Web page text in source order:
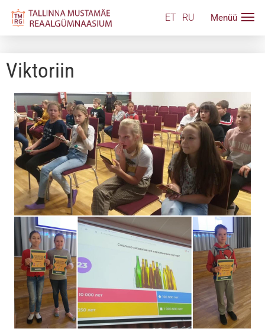
ET RU
Viktoriin